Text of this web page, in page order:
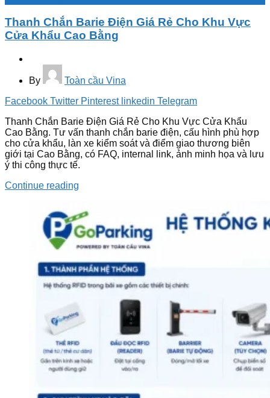
Thanh Chắn Barie Điện Giá Rẻ Cho Khu Vực
Cửa Khẩu Cao Bằng
By
Toàn cầu Vina
Facebook Twitter Pinterest linkedin Telegram
Thanh Chắn Barie Điện Giá Rẻ Cho Khu Vực Cửa Khẩu
Cao Bằng. Tư vấn thanh chắn barie điện, cấu hình phù hợp
cho cửa khẩu, làn xe kiểm soát và điểm giao thương biên
giới tại Cao Bằng, có FAQ, internal link, ảnh minh họa và lưu
ý thi công thực tế.
Continue reading